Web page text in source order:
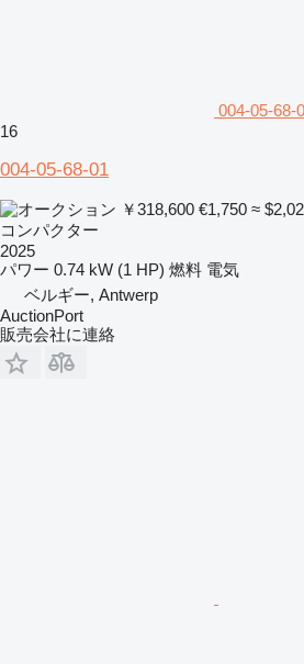
004-05-68-
16
004-05-68-01
￥318,600 €1,750 ≈
コンパクター
2025
パワー 0.74 kW (1 HP) 燃料 電気
ベルギー, Antwerp
AuctionPort
販売会社に連絡